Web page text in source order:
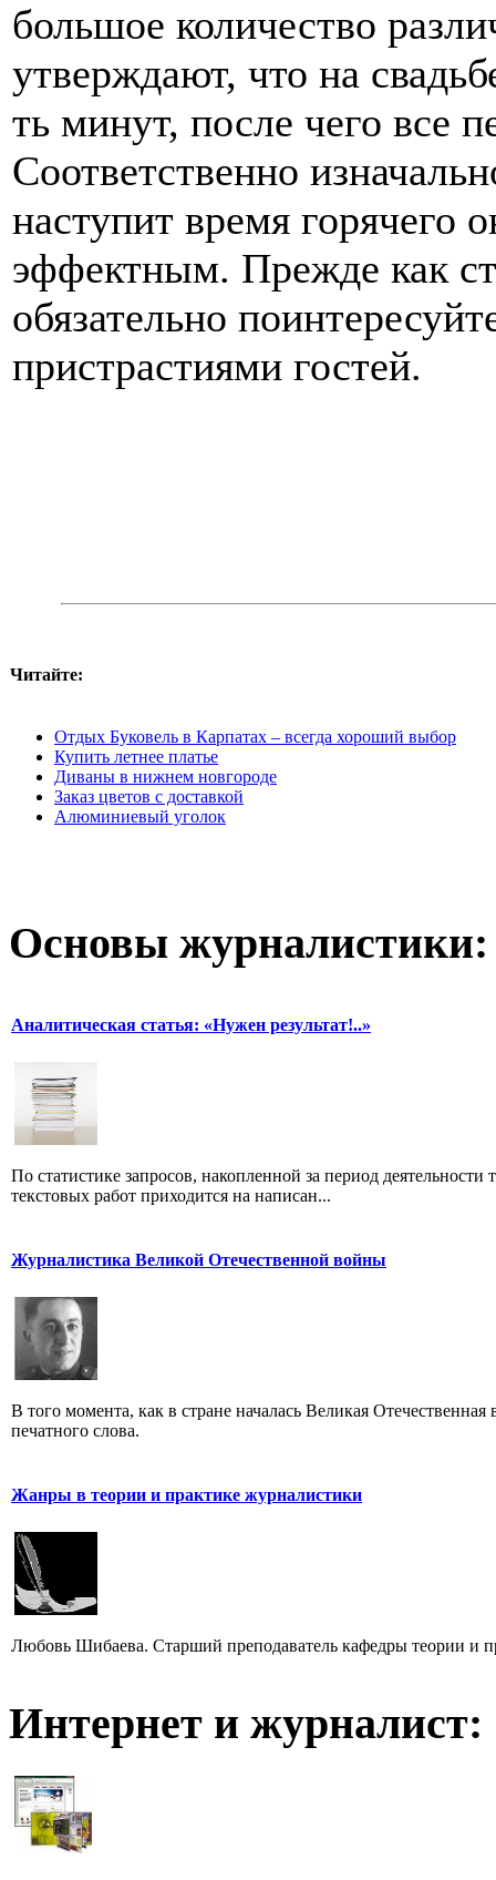
большое количество
утверждают, что на
ть минут, после чего все
Соответственно
наступит время
эффектным. Прежде как
обязательно
пристрастиями гостей.
Читайте:
Отдых Буковель в Карпатах – всегда хороший выбор
Купить летнее платье
Диваны в нижнем новгороде
Заказ цветов с доставкой
Алюминиевый уголок
Основы журналистики:
Аналитическая статья: «Нужен результат!..»
По статистике запросов, накопленной за период
текстовых работ приходится на написан...
Журналистика Великой Отечественной войны
В того момента, как в стране началась Великая
печатного слова.
Жанры в теории и практике журналистики
Любовь Шибаева. Старший преподаватель кафедры теории и
Интернет и журналист: